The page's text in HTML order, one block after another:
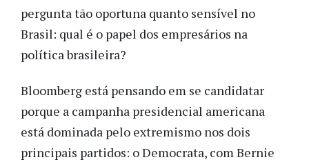
pergunta tão oportuna quanto sensível no
Brasil: qual é o papel dos empresários na
política brasileira?
Bloomberg está pensando em se candidatar
porque a campanha presidencial americana
está dominada pelo extremismo nos dois
principais partidos: o Democrata, com Bernie